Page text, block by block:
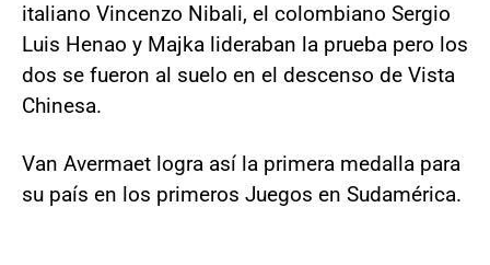
italiano Vincenzo Nibali, el colombiano Sergio
Luis Henao y Majka lideraban la prueba pero los
dos se fueron al suelo en el descenso de Vista
Chinesa.
Van Avermaet logra así la primera medalla para
su país en los primeros Juegos en Sudamérica.